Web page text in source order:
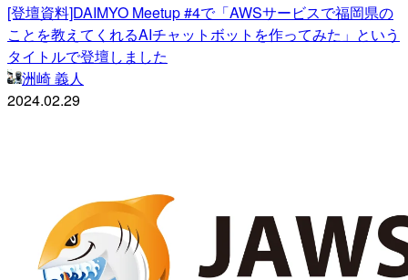
[登壇資料]DAIMYO Meetup #4で「AWSサービスで福岡県の
ことを教えてくれるAIチャットボットを作ってみた」という
タイトルで登壇しました
洲崎 義人
2024.02.29